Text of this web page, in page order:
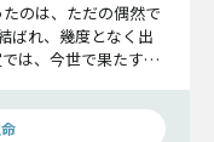
たのは、ただの偶然で
ばれ、幾度となく出
は、今世で果たすべ
す。